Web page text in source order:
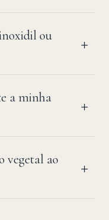
ou
a minha
vegetal ao